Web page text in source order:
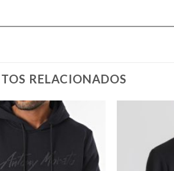
RELACIONADOS